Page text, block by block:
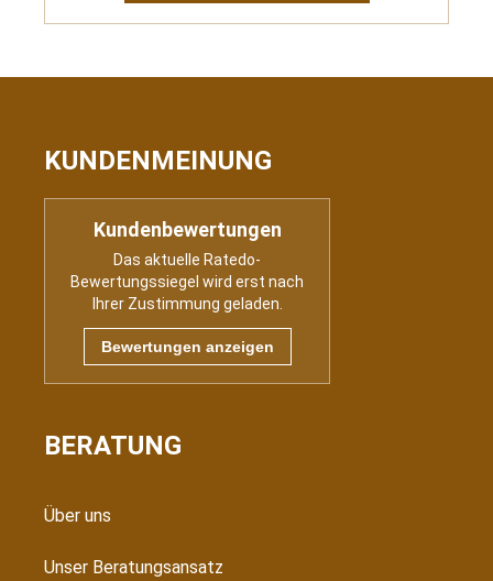
KUNDENMEINUNG
Kundenbewertungen
Das aktuelle Ratedo-
Bewertungssiegel wird erst nach
Ihrer Zustimmung geladen.
Bewertungen anzeigen
BERATUNG
Über uns
Unser Beratungsansatz